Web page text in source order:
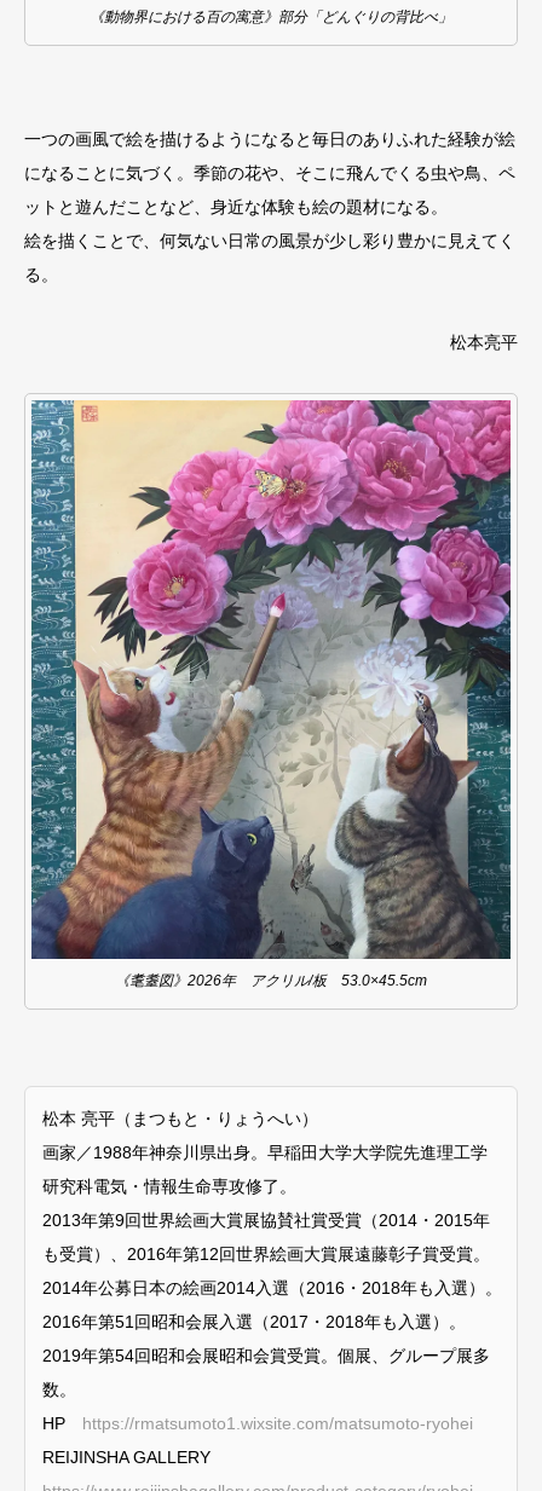
《動物界における百の寓意》部分「どんぐりの背比べ」
一つの画風で絵を描けるようになると毎日のありふれた経験が絵
になることに気づく。季節の花や、そこに飛んでくる虫や鳥、ペ
ットと遊んだことなど、身近な体験も絵の題材になる。
絵を描くことで、何気ない日常の風景が少し彩り豊かに見えてく
る。
松本亮平
《耄耋図》2026年 アクリル/板 53.0×45.5cm
松本 亮平（まつもと・りょうへい）
画家／1988年神奈川県出身。早稲田大学大学院先進理工学
研究科電気・情報生命専攻修了。
2013年第9回世界絵画大賞展協賛社賞受賞（2014・2015年
も受賞）、2016年第12回世界絵画大賞展遠藤彰子賞受賞。
2014年公募日本の絵画2014入選（2016・2018年も入選）。
2016年第51回昭和会展入選（2017・2018年も入選）。
2019年第54回昭和会展昭和会賞受賞。個展、グループ展多
数。
HP https://rmatsumoto1.wixsite.com/matsumoto-ryohei
REIJINSHA GALLERY